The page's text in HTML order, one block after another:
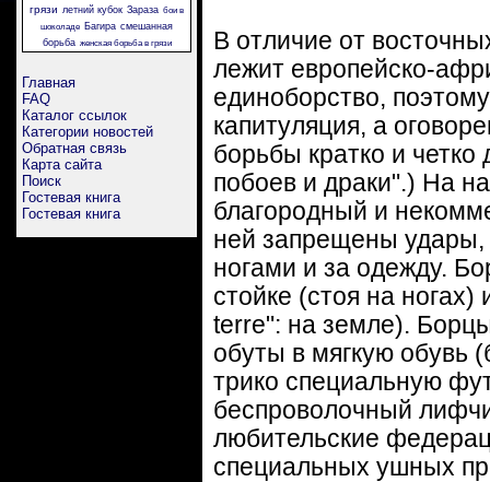
грязи летний кубок Зараза бои в
шоколаде Багира смешанная
борьба женская борьба в грязи
Главная
FAQ
Каталог ссылок
Категории новостей
Обратная связь
Карта сайта
Поиск
Гостевая книга
Гостевая книга
В отличие от
лежит европейско-
единоборство,
капитуляция, а
борьбы кратко и
побоев и драки".) На
благородный и
ней запрещены
ногами и за одежду.
стойке (стоя на
terre": на земле).
обуты в мягкую обувь
трико специальную
беспроволочный
любительские
специальных ушных